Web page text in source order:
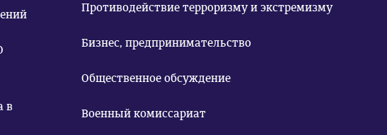
в
Противодействие терроризму и экстремизму
Бизнес, предпринимательство
Общественное обсуждение
Военный комиссариат